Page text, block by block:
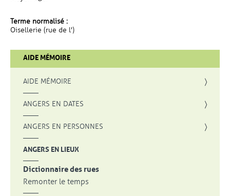
Terme normalisé :
Oisellerie (rue de l')
AIDE MÉMOIRE
AIDE MÉMOIRE
ANGERS EN DATES
ANGERS EN PERSONNES
ANGERS EN LIEUX
Dictionnaire des rues
Remonter le temps